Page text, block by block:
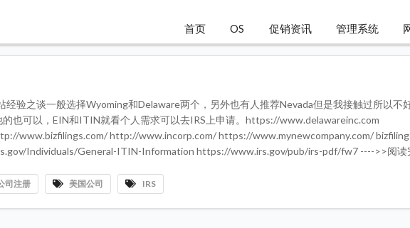
首页 OS 促销资讯 管理系统
验之谈一般选择Wyoming和Delaware两个，另外也有人推荐Nevada但是我接触过所以不
也可以，EIN和ITIN就看个人需求可以去IRS上申请。https://www.delawareinc.com
www.bizfilings.com/ http://www.incorp.com/ https://www.mynewcompany.com/
Individuals/General-ITIN-Information https://www.irs.gov/pub/irs-pdf/fw7 ---->>阅读
司注册 美国公司 IRS